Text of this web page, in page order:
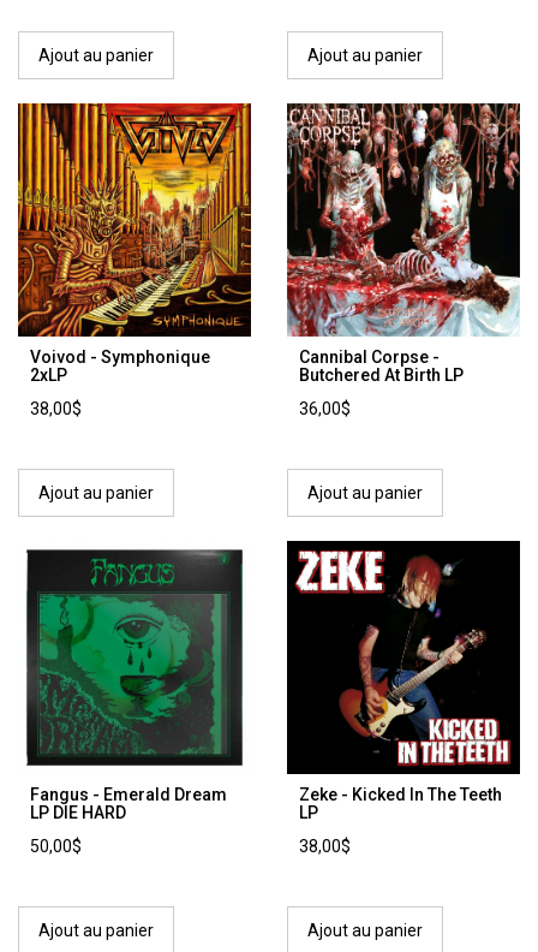
Ajout au panier Ajout au panier
Voivod - Symphonique
2xLP
38,00$
Ajout au panier
Cannibal Corpse -
Butchered At Birth LP
36,00$
Ajout au panier
Fangus - Emerald Dream
LP DIE HARD
50,00$
Ajout au panier
Zeke - Kicked In The Teeth
LP
38,00$
Ajout au panier